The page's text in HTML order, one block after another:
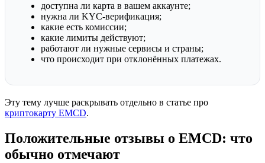
доступна ли карта в вашем аккаунте;
нужна ли KYC-верификация;
какие есть комиссии;
какие лимиты действуют;
работают ли нужные сервисы и страны;
что происходит при отклонённых платежах.
Эту тему лучше раскрывать отдельно в статье про
криптокарту EMCD.
Положительные отзывы о EMCD: что
обычно отмечают